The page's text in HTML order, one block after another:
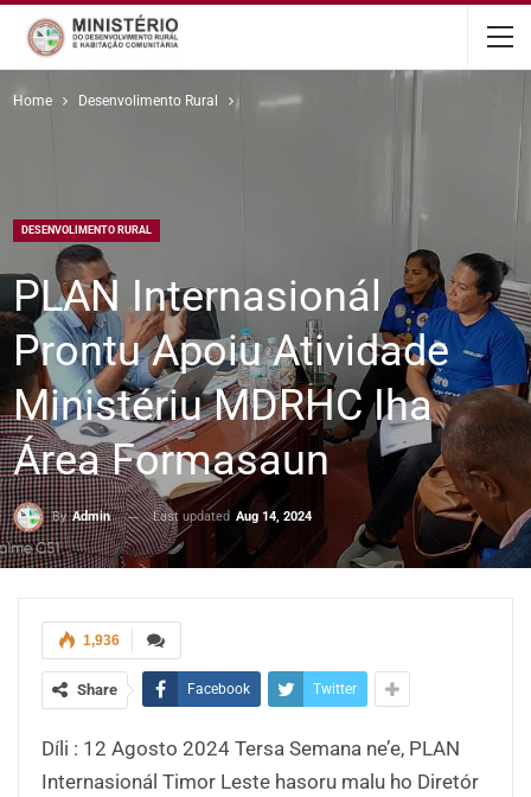
content
Home Desenvolimento Rural
DESENVOLIMENTO RURAL
PLAN Internasionál
Prontu Apoiu Atividade
Ministériu MDRHC Iha
Área Formasaun
ByAdmin Last updated Aug 14, 2024
1,936
Share Facebook Twitter
Díli : 12 Agosto 2024 Tersa Semana ne’e, PLAN
Internasionál Timor Leste hasoru malu ho Diretór